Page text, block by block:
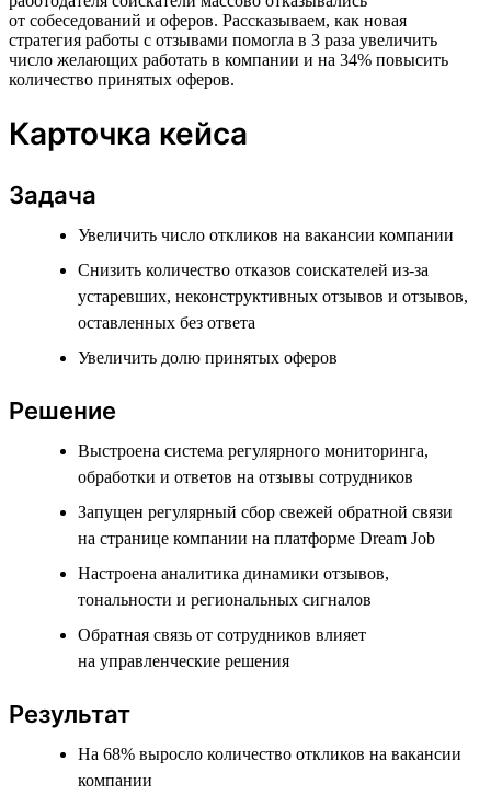
от собеседований и оферов. Рассказываем, как новая
стратегия работы с отзывами помогла в 3 раза увеличить
число желающих работать в компании и на 34% повысить
количество принятых оферов.
Карточка кейса
Задача
Увеличить число откликов на вакансии компании
Снизить количество отказов соискателей из-за
устаревших, неконструктивных отзывов и отзывов,
оставленных без ответа
Увеличить долю принятых оферов
Решение
Выстроена система регулярного мониторинга,
обработки и ответов на отзывы сотрудников
Запущен регулярный сбор свежей обратной связи
на странице компании на платформе Dream Job
Настроена аналитика динамики отзывов,
тональности и региональных сигналов
Обратная связь от сотрудников влияет
на управленческие решения
Результат
На 68% выросло количество откликов на вакансии
компании